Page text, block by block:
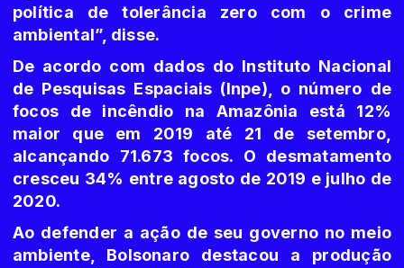
política de tolerância zero com o crime
ambiental”, disse.
De acordo com dados do Instituto Nacional
de Pesquisas Espaciais (Inpe), o número de
focos de incêndio na Amazônia está 12%
maior que em 2019 até 21 de setembro,
alcançando 71.673 focos. O desmatamento
cresceu 34% entre agosto de 2019 e julho de
2020.
Ao defender a ação de seu governo no meio
ambiente, Bolsonaro destacou a produção